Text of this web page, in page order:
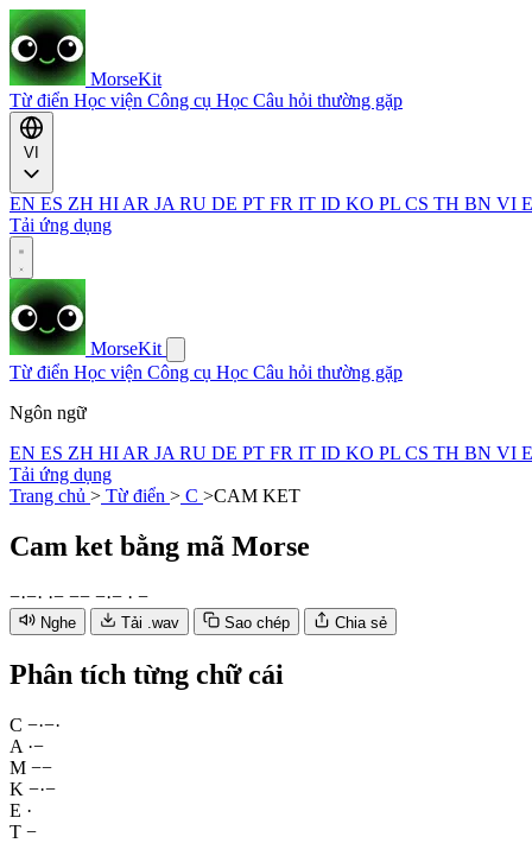
MorseKit
Từ điển Học viện Công cụ Học Câu hỏi thường gặp
EN ES ZH HI AR JA RU DE PT FR IT ID KO PL CS TH BN VI
Tải ứng dụng
MorseKit
Từ điển Học viện Công cụ Học Câu hỏi thường gặp
Ngôn ngữ
EN ES ZH HI AR JA RU DE PT FR IT ID KO PL CS TH BN VI
Tải ứng dụng
Trang chủ > Từ điển > C >CAM KET
Cam ket bằng mã Morse
−·−· ·− −− −·− · −
Nghe Tải .wav Sao chép Chia sẻ
Phân tích từng chữ cái
C −·−·
A ·−
M −−
K −·−
E ·
T −